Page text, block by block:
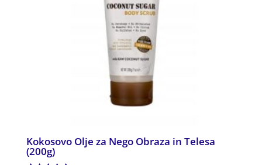
Kokosovo Olje za Nego Obraza in Telesa
(200g)